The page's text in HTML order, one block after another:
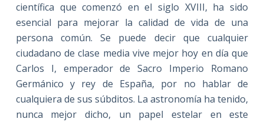
científica que comenzó en el siglo XVIII, ha sido
esencial para mejorar la calidad de vida de una
persona común. Se puede decir que cualquier
ciudadano de clase media vive mejor hoy en día que
Carlos I, emperador de Sacro Imperio Romano
Germánico y rey de España, por no hablar de
cualquiera de sus súbditos. La astronomía ha tenido,
nunca mejor dicho, un papel estelar en este